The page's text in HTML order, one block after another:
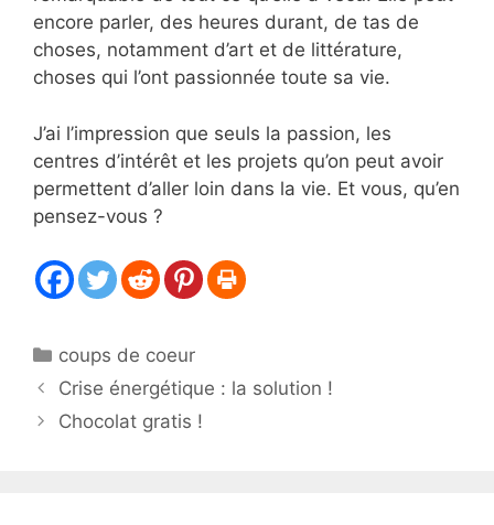
encore parler, des heures durant, de tas de
choses, notamment d’art et de littérature,
choses qui l’ont passionnée toute sa vie.
J’ai l’impression que seuls la passion, les
centres d’intérêt et les projets qu’on peut avoir
permettent d’aller loin dans la vie. Et vous, qu’en
pensez-vous ?
Catégories
coups de coeur
Crise énergétique : la solution !
Chocolat gratis !